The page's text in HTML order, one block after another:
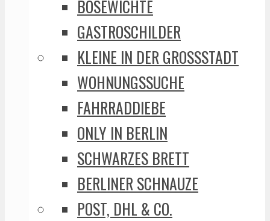
BÖSEWICHTE
GASTROSCHILDER
KLEINE IN DER GROSSSTADT
WOHNUNGSSUCHE
FAHRRADDIEBE
ONLY IN BERLIN
SCHWARZES BRETT
BERLINER SCHNAUZE
POST, DHL & CO.